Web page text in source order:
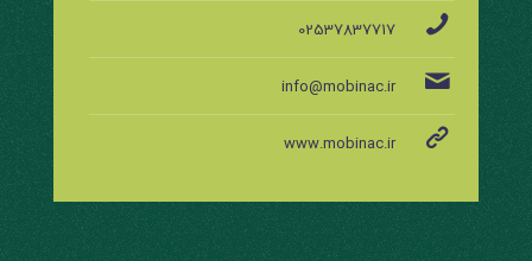
02537837717
info@mobinac.ir
www.mobinac.ir